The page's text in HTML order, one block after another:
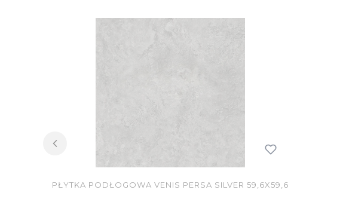
PŁYTKA PODŁOGOWA VENIS PERSA SILVER 59,6X59,6